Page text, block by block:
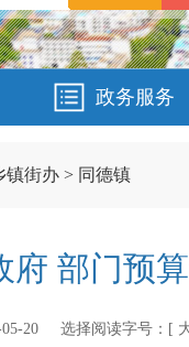
政务服务
镇街办 > 同德镇
部门预
20选择阅读字号：[